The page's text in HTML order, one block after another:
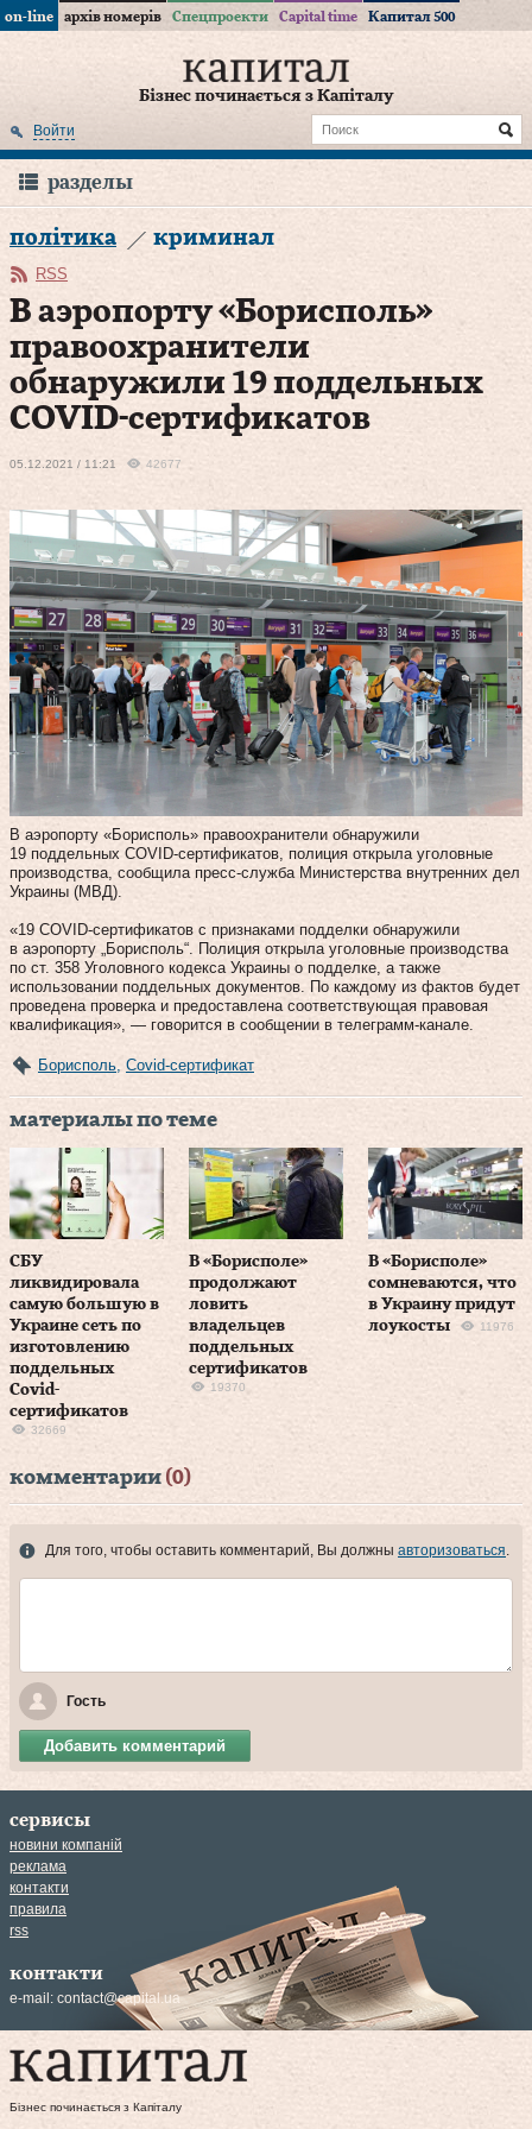
on-line архів номерів Спецпроекти Capital time Капитал 500
Бізнес починається з Капіталу
Войти
разделы
політика криминал
RSS
В аэропорту «Борисполь»
правоохранители
обнаружили 19 поддельных
COVID-сертификатов
05.12.2021 / 11:21 42677
В аэропорту «Борисполь» правоохранители обнаружили
19 поддельных COVID-сертификатов, полиция открыла уголовные
производства, сообщила пресс-служба Министерства внутренних дел
Украины (МВД).
«19 COVID-сертификатов с признаками подделки обнаружили
в аэропорту „Борисполь“. Полиция открыла уголовные производства
по ст. 358 Уголовного кодекса Украины о подделке, а также
использовании поддельных документов. По каждому из фактов будет
проведена проверка и предоставлена соответствующая правовая
квалификация», — говорится в сообщении в телеграмм-канале.
Борисполь Covid-сертификат
материалы по теме
СБУ
ликвидировала
самую большую в
Украине сеть по
изготовлению
поддельных
Covid-
сертификатов
32669
В «Борисполе»
продолжают
ловить
владельцев
поддельных
сертификатов
19370
В «Борисполе»
сомневаются, что
в Украину придут
лоукосты
11976
комментарии (0)
Для того, чтобы оставить комментарий, Вы должны авторизоваться.
Гость
Добавить комментарий
сервисы
новини компаній
реклама
контакти
правила
rss
контакти
e-mail: contact@capital.ua
Бізнес починається з Капіталу